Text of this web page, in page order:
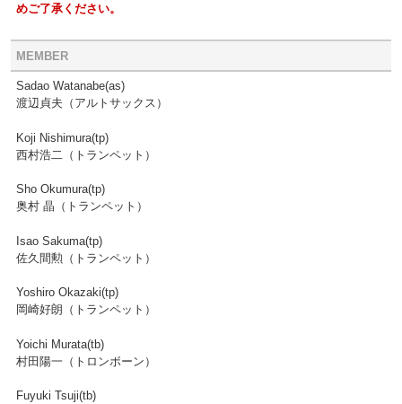
めご了承ください。
MEMBER
Sadao Watanabe(as)
渡辺貞夫（アルトサックス）
Koji Nishimura(tp)
西村浩二（トランペット）
Sho Okumura(tp)
奥村 晶（トランペット）
Isao Sakuma(tp)
佐久間勲（トランペット）
Yoshiro Okazaki(tp)
岡崎好朗（トランペット）
Yoichi Murata(tb)
村田陽一（トロンボーン）
Fuyuki Tsuji(tb)